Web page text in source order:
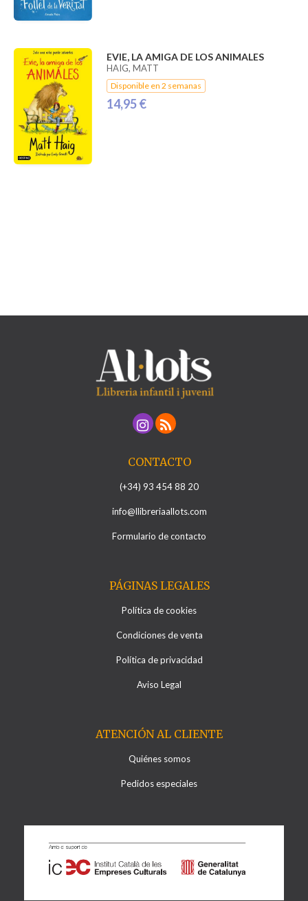
EVIE, LA AMIGA DE LOS ANIMALES
HAIG, MATT
Disponible en 2 semanas
14,95 €
CONTACTO
(+34) 93 454 88 20
info@llibreriaallots.com
Formulario de contacto
PÁGINAS LEGALES
Política de cookies
Condiciones de venta
Política de privacidad
Aviso Legal
ATENCIÓN AL CLIENTE
Quiénes somos
Pedidos especiales